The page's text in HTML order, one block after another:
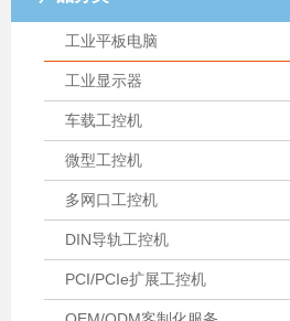
工业平板电脑
工业显示器
车载工控机
微型工控机
多网口工控机
DIN导轨工控机
PCI/PCIe扩展工控机